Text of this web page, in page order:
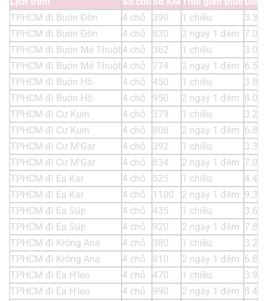
TPHCM đi Buôn Đôn
4 chỗ 390 1 chiều
TPHCM đi Buôn Đôn
4 chỗ 830 2 ngày 1 đêm
TPHCM đi Buôn Mê Thuột4 chỗ 362 1 chiều
TPHCM đi Buôn Mê Thuột4 chỗ 774 2 ngày 1 đêm
TPHCM đi Buôn Hồ
4 chỗ 450 1 chiều
TPHCM đi Buôn Hồ
4 chỗ 950 2 ngày 1 đêm
TPHCM đi Cư Kuin
4 chỗ 379 1 chiều
TPHCM đi Cư Kuin
4 chỗ 808 2 ngày 1 đêm
TPHCM đi Cư M’Gar
4 chỗ 392 1 chiều
TPHCM đi Cư M’Gar
4 chỗ 834 2 ngày 1 đêm
TPHCM đi Ea Kar
4 chỗ 525 1 chiều
TPHCM đi Ea Kar
4 chỗ 1100 2 ngày 1 đêm
TPHCM đi Ea Súp
4 chỗ 435 1 chiều
TPHCM đi Ea Súp
4 chỗ 920 2 ngày 1 đêm
TPHCM đi Krông Ana
4 chỗ 380 1 chiều
TPHCM đi Krông Ana
4 chỗ 810 2 ngày 1 đêm
TPHCM đi Ea H’leo
4 chỗ 470 1 chiều
TPHCM đi Ea H’leo
4 chỗ 990 2 ngày 1 đêm